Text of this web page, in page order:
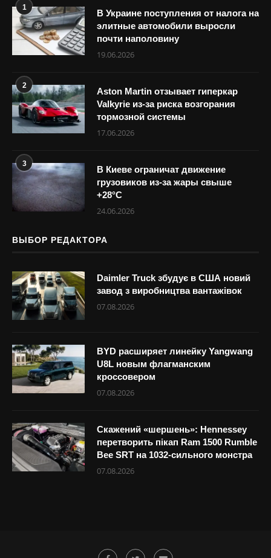
1
В Украине поступления от налога на
элитные автомобили выросли
почти наполовину
19.06.2026
2
Aston Martin отзывает гиперкар
Valkyrie из-за риска возгорания
тормозной системы
17.06.2026
3
В Киеве ограничат движение
грузовиков из-за жары свыше
+28°С
24.06.2026
ВЫБОР РЕДАКТОРА
Daimler Truck збудує в США новий
завод з виробництва вантажівок
07.08.2026
BYD расширяет линейку Yangwang
U8L новым флагманским
кроссовером
07.08.2026
Скажений «шершень»: Hennessey
перетворить пікап Ram 1500 Rumble
Bee SRT на 1032-сильного монстра
07.08.2026